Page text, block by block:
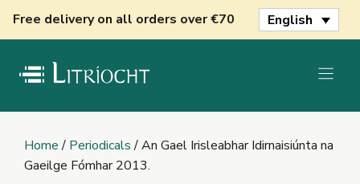
Free delivery on all orders over €70 English
Home/ Periodicals/ An Gael Irisleabhar Idirnaisiúnta na
Gaeilge Fómhar 2013.